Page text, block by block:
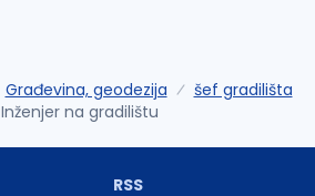
Građevina, geodezija
šef gradilišta
Inženjer na gradilištu
RSS